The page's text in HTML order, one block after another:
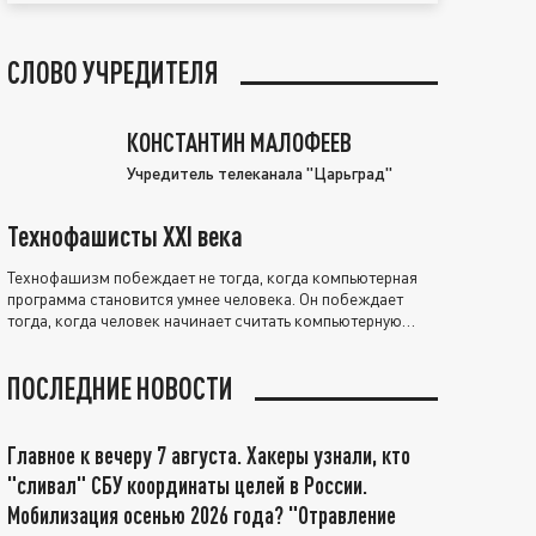
СЛОВО УЧРЕДИТЕЛЯ
КОНСТАНТИН МАЛОФЕЕВ
Учредитель телеканала "Царьград"
Технофашисты XXI века
Технофашизм побеждает не тогда, когда компьютерная
программа становится умнее человека. Он побеждает
тогда, когда человек начинает считать компьютерную
ПОСЛЕДНИЕ НОВОСТИ
Главное к вечеру 7 августа. Хакеры узнали, кто
"сливал" СБУ координаты целей в России.
Мобилизация осенью 2026 года? "Отравление